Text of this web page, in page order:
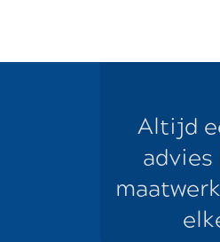
Altijd
advies